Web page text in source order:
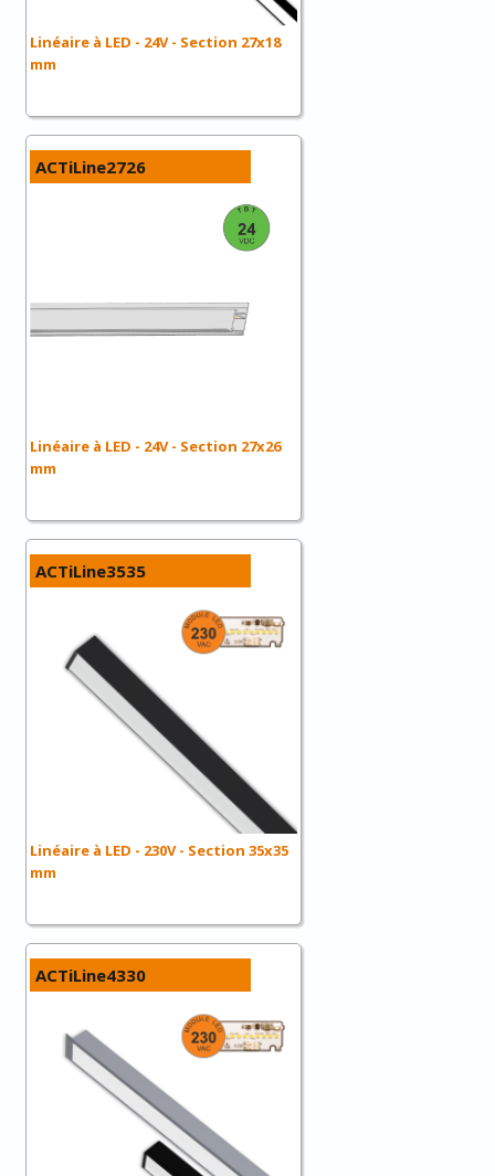
Linéaire à LED - 24V - Section 27x18
mm
ACTiLine2726
Linéaire à LED - 24V - Section 27x26
mm
ACTiLine3535
Linéaire à LED - 230V - Section 35x35
mm
ACTiLine4330